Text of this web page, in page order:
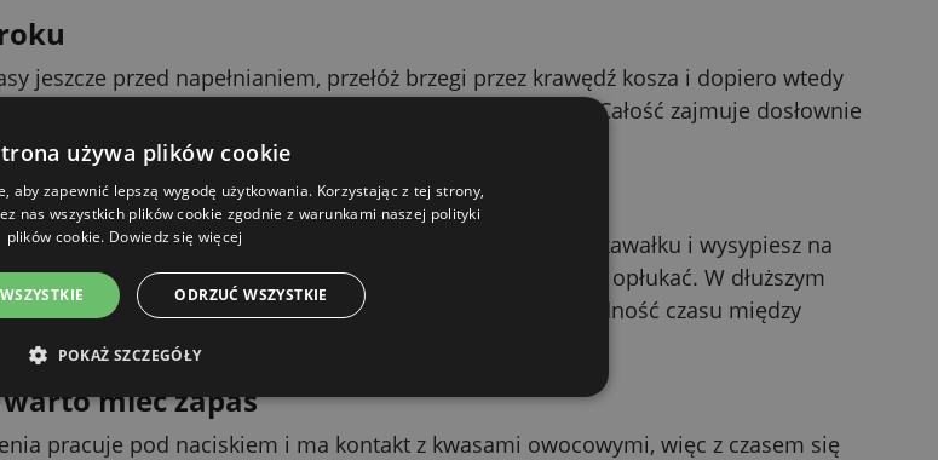
jeszcze przed napełnianiem, przełóż brzegi przez krawędź kosza i dopiero wtedy
załóż płyty dociskowe i tłocz w standardowy sposób. Całość zajmuje dosłownie
ani przeróbek sokownika.
po tłoczeniu
zostają sprasowane w płótnie, więc wyjmiesz je w jednym kawałku i wysypiesz na
bez przyklejonego miąższu i zwykle wystarczy go opłukać. W dłuższym
się nawet kilka razy na godzinę, daje to wyraźną oszczędność czasu między
mieć zapas
pracuje pod naciskiem i ma kontakt z kwasami owocowymi, więc z czasem się
używa plików cookie
aby zapewnić lepszą wygodę użytkowania. Korzystając z tej strony,
nas wszystkich plików cookie zgodnie z warunkami naszej polityki
plików cookie. Dowiedz się więcej
ODRZUĆ WSZYSTKIE
POKAŻ SZCZEGÓŁY